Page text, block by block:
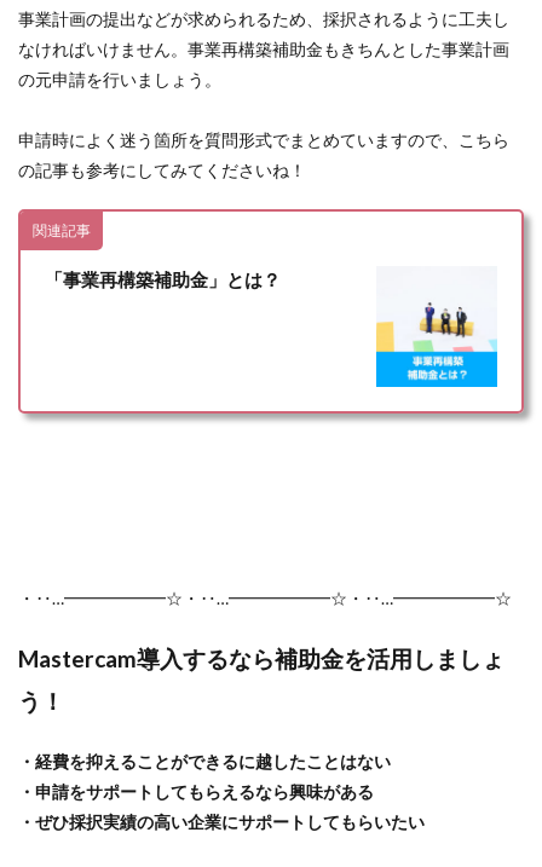
事業計画の提出などが求められるため、採択されるように工夫し
なければいけません。事業再構築補助金もきちんとした事業計画
の元申請を行いましょう。
申請時によく迷う箇所を質問形式でまとめていますので、こちら
の記事も参考にしてみてくださいね！
関連記事
「事業再構築補助金」とは？
・‥…━━━━━━☆・‥…━━━━━━☆・‥…━━━━━━☆
Mastercam導入するなら補助金を活用しましょ
う！
・経費を抑えることができるに越したことはない
・申請をサポートしてもらえるなら興味がある
・ぜひ採択実績の高い企業にサポートしてもらいたい